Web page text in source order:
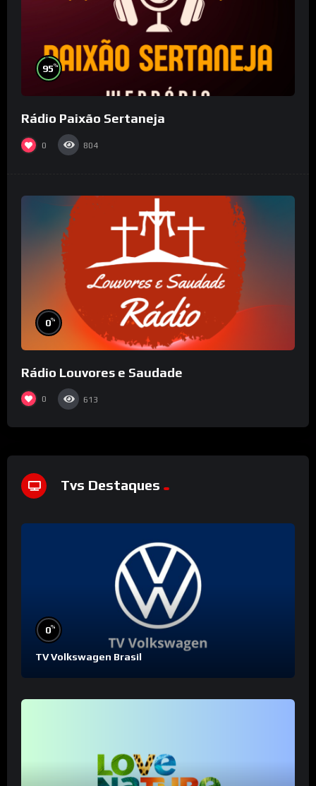
95%
Rádio Paixão Sertaneja
0 804
0%
Rádio Louvores e Saudade
0 613
Tvs Destaques
0%
TV Volkswagen Brasil